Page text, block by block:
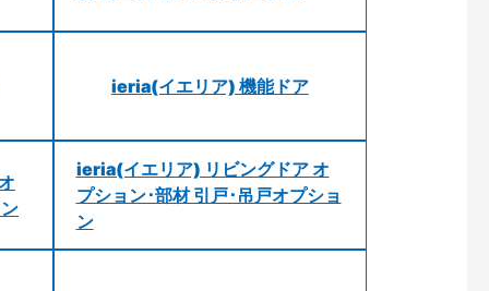
ieria(イエリア) 機能ドア
ieria(イエリア) リビングドア オ
プション･部材 引戸･吊戸オプショ
ン